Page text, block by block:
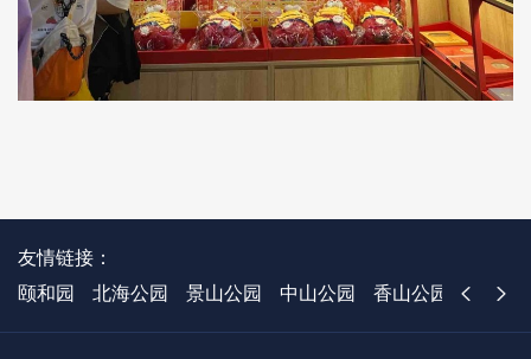
友情链接：
颐和园
北海公园 景山公园 中山公园 香山公园 国家植